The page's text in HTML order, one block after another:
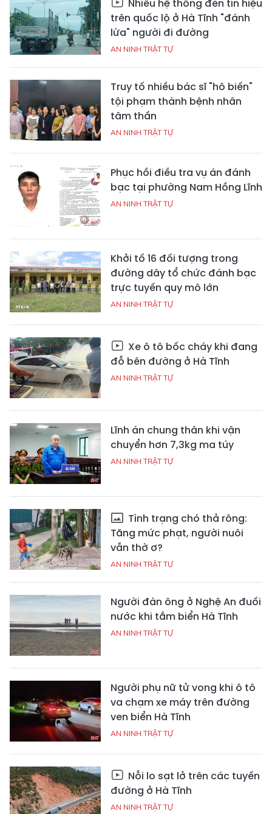
Nhiều hệ thống đèn tín hiệu
trên quốc lộ ở Hà Tĩnh "đánh
lừa" người đi đường
AN NINH TRẬT TỰ
Truy tố nhiều bác sĩ "hô biến"
tội phạm thành bệnh nhân
tâm thần
AN NINH TRẬT TỰ
Phục hồi điều tra vụ án đánh
bạc tại phường Nam Hồng Lĩnh
AN NINH TRẬT TỰ
Khởi tố 16 đối tượng trong
đường dây tổ chức đánh bạc
trực tuyến quy mô lớn
AN NINH TRẬT TỰ
Xe ô tô bốc cháy khi đang
đỗ bên đường ở Hà Tĩnh
AN NINH TRẬT TỰ
Lĩnh án chung thân khi vận
chuyển hơn 7,3kg ma túy
AN NINH TRẬT TỰ
Tình trạng chó thả rông:
Tăng mức phạt, người nuôi
vẫn thờ ơ?
AN NINH TRẬT TỰ
Người đàn ông ở Nghệ An đuối
nước khi tắm biển Hà Tĩnh
AN NINH TRẬT TỰ
Người phụ nữ tử vong khi ô tô
va chạm xe máy trên đường
ven biển Hà Tĩnh
AN NINH TRẬT TỰ
Nỗi lo sạt lở trên các tuyến
đường ở Hà Tĩnh
AN NINH TRẬT TỰ